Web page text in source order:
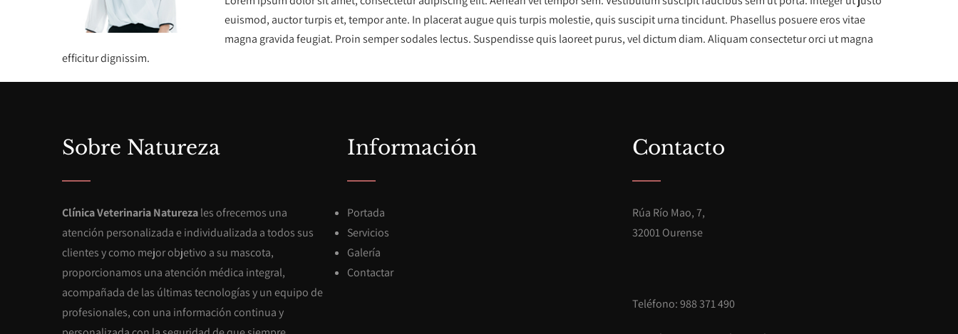
euismod, auctor turpis et, tempor ante. In placerat augue quis turpis molestie, quis suscipit urna tincidunt. Phasellus posuere eros vitae
magna gravida feugiat. Proin semper sodales lectus. Suspendisse quis laoreet purus, vel dictum diam. Aliquam consectetur orci ut magna
efficitur dignissim.
Sobre Natureza
Clínica Veterinaria Naturezales ofrecemos una
atención personalizada e individualizada a todos sus
clientes y como mejor objetivo a su mascota,
proporcionamos una atención médica integral,
acompañada de las últimas tecnologías y un equipo de
profesionales, con una información continua y
Información
Portada
Servicios
Galería
Contactar
Contacto
Rúa Río Mao, 7,
32001 Ourense
Teléfono: 988 371 490